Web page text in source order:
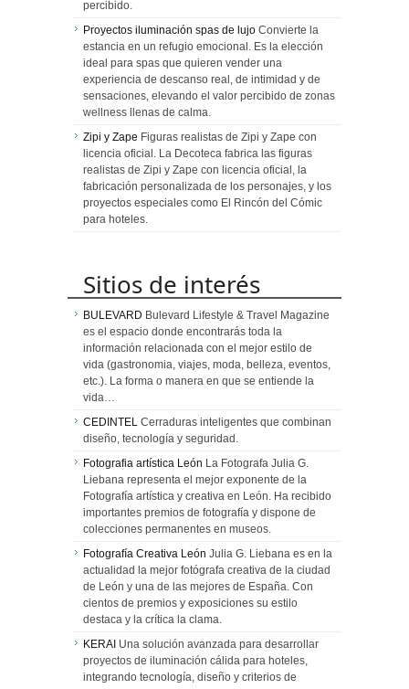
percibido.
Proyectos iluminación spas de lujo Convierte la
estancia en un refugio emocional. Es la elección
ideal para spas que quieren vender una
experiencia de descanso real, de intimidad y de
sensaciones, elevando el valor percibido de zonas
wellness llenas de calma.
Zipi y Zape Figuras realistas de Zipi y Zape con
licencia oficial. La Decoteca fabrica las figuras
realistas de Zipi y Zape con licencia oficial, la
fabricación personalizada de los personajes, y los
proyectos especiales como El Rincón del Cómic
para hoteles.
Sitios de interés
BULEVARD Bulevard Lifestyle & Travel Magazine
es el espacio donde encontrarás toda la
información relacionada con el mejor estilo de
vida (gastronomia, viajes, moda, belleza, eventos,
etc.). La forma o manera en que se entiende la
vida…
CEDINTEL Cerraduras inteligentes que combinan
diseño, tecnología y seguridad.
Fotografia artística León La Fotografa Julia G.
Liebana representa el mejor exponente de la
Fotografía artística y creativa en León. Ha recibido
importantes premios de fotografía y dispone de
colecciones permanentes en museos.
Fotografía Creativa León Julia G. Liebana es en la
actualidad la mejor fotógrafa creativa de la ciudad
de León y una de las mejores de España. Con
cientos de premios y exposiciones su estilo
destaca y la crítica la clama.
KERAI Una solución avanzada para desarrollar
proyectos de iluminación cálida para hoteles,
integrando tecnología, diseño y criterios de